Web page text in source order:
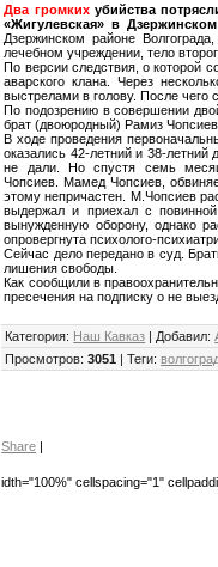
Два громкихубийства
«Жигулевская» в
Дзержинском районе
лечебном учреждении, тело
По версии следствия, о которой
аварского клана. Через
выстрелами в голову. После чего
По подозрению в совершении
брат (двоюродный) Рамиз
В ходе проведения
оказались 42-летний и 38-
не дали. Но спустя семь
Чопсиев. Мамед Чопсиев,
этому непричастен. М.Чопсиев
выдержал и приехал с
вынужденную оборону, однако
опровергнута психолого-
Сейчас дело передано в суд.
лишения свободы.
Как сообщили в
пресечения на подписку о не
Категория: Наш Кавказ | Добавил:
Просмотров:3051 |Теги:
Share
idth="100%" cellspacing="1"